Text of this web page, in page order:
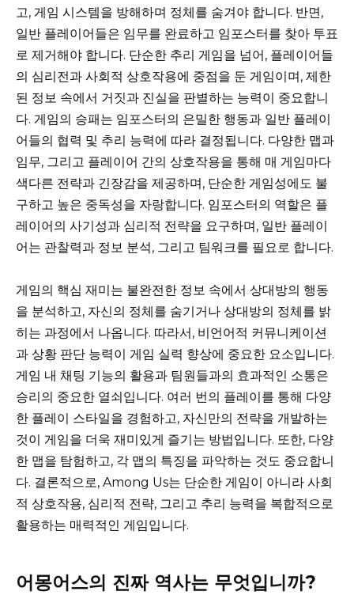
고, 게임 시스템을 방해하며 정체를 숨겨야 합니다. 반면,
일반 플레이어들은 임무를 완료하고 임포스터를 찾아 투표
로 제거해야 합니다. 단순한 추리 게임을 넘어, 플레이어들
의 심리전과 사회적 상호작용에 중점을 둔 게임이며, 제한
된 정보 속에서 거짓과 진실을 판별하는 능력이 중요합니
다. 게임의 승패는 임포스터의 은밀한 행동과 일반 플레이
어들의 협력 및 추리 능력에 따라 결정됩니다. 다양한 맵과
임무, 그리고 플레이어 간의 상호작용을 통해 매 게임마다
색다른 전략과 긴장감을 제공하며, 단순한 게임성에도 불
구하고 높은 중독성을 자랑합니다. 임포스터의 역할은 플
레이어의 사기성과 심리적 전략을 요구하며, 일반 플레이
어는 관찰력과 정보 분석, 그리고 팀워크를 필요로 합니다.
게임의 핵심 재미는 불완전한 정보 속에서 상대방의 행동
을 분석하고, 자신의 정체를 숨기거나 상대방의 정체를 밝
히는 과정에서 나옵니다. 따라서, 비언어적 커뮤니케이션
과 상황 판단 능력이 게임 실력 향상에 중요한 요소입니다.
게임 내 채팅 기능의 활용과 팀원들과의 효과적인 소통은
승리의 중요한 열쇠입니다. 여러 번의 플레이를 통해 다양
한 플레이 스타일을 경험하고, 자신만의 전략을 개발하는
것이 게임을 더욱 재미있게 즐기는 방법입니다. 또한, 다양
한 맵을 탐험하고, 각 맵의 특징을 파악하는 것도 중요합니
다. 결론적으로, Among Us는 단순한 게임이 아니라 사회
적 상호작용, 심리적 전략, 그리고 추리 능력을 복합적으로
활용하는 매력적인 게임입니다.
어몽어스의 진짜 역사는 무엇입니까?